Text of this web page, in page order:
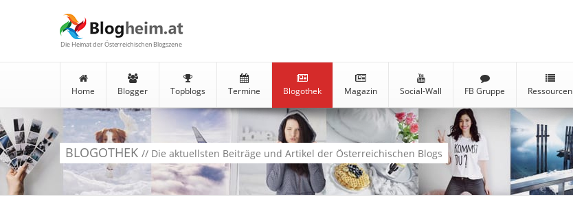
Die Heimat der Österreichischen Blogszene
Home Blogger Topblogs Termine Blogothek Magazin Social-Wall FB Gruppe Ressourcen
BLOGOTHEK // Die aktuellsten Beiträge und Artikel der Österreichischen Blogs